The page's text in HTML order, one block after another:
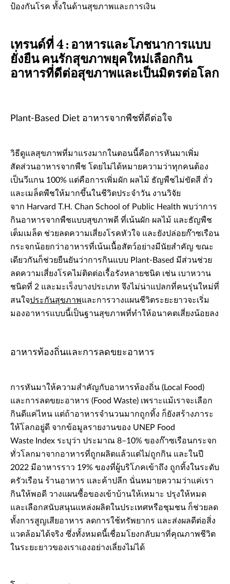
ป้องกันโรค ทั้งในด้านสุขภาพและการเงิน
เทรนด์ที่ 4 : อาหารและโภชนาการแบบ
ยั่งยืน คนรักสุขภาพยุคใหม่เลือกกิน
อาหารที่ดีต่อสุขภาพและเป็นมิตรต่อโลก
Plant-Based Diet อาหารจากพืชที่ดีต่อใจ
วิธีดูแลสุขภาพที่มาแรงมากในตอนนี้คือการหันมาเพิ่ม
สัดส่วนอาหารจากพืช โดยไม่ได้หมายความว่าทุกคนต้อง
เป็นวีแกน 100% แต่คือการเพิ่มผัก ผลไม้ ธัญพืชไม่ขัดสี ถั่ว
และเมล็ดพืชให้มากขึ้นในชีวิตประจำวัน งานวิจัย
จาก Harvard T.H. Chan School of Public Health พบว่าการ
กินอาหารจากพืชแบบสุขภาพดี ที่เน้นผัก ผลไม้ และธัญพืช
เต็มเมล็ด ช่วยลดความเสี่ยงโรคหัวใจ และยังปล่อยก๊าซเรือน
กระจกน้อยกว่าอาหารที่เน้นเนื้อสัตว์อย่างมีนัยสำคัญ ขณะ
เดียวกันก็ช่วยยืนยันว่าการกินแบบ Plant-Based มีส่วนช่วย
ลดความเสี่ยงโรคไม่ติดต่อเรื้อรังหลายชนิด เช่น เบาหวาน
ชนิดที่ 2 และมะเร็งบางประเภท จึงไม่น่าแปลกที่คนรุ่นใหม่ที่
สนใจประกันสุขภาพและการวางแผนชีวิตระยะยาวจะเริ่ม
มองอาหารแบบนี้เป็นฐานสุขภาพที่ทำให้อนาคตเสี่ยงน้อยลง
อาหารท้องถิ่นและการลดขยะอาหาร
การหันมาให้ความสำคัญกับอาหารท้องถิ่น (Local Food)
และการลดขยะอาหาร (Food Waste) เพราะแม้เราจะเลือก
กินดีแค่ไหน แต่ถ้าอาหารจำนวนมากถูกทิ้ง ก็ยังสร้างภาระ
ให้โลกอยู่ดี จากข้อมูลรายงานของ UNEP Food
Waste Index ระบุว่า ประมาณ 8–10% ของก๊าซเรือนกระจก
ทั่วโลกมาจากอาหารที่ถูกผลิตแล้วแต่ไม่ถูกกิน และในปี
2022 มีอาหารราว 19% ของที่ผู้บริโภคเข้าถึง ถูกทิ้งในระดับ
ครัวเรือน ร้านอาหาร และค้าปลีก นั่นหมายความว่าแค่เรา
กินให้พอดี วางแผนซื้อของเข้าบ้านให้เหมาะ ปรุงให้หมด
และเลือกสนับสนุนแหล่งผลิตในประเทศหรือชุมชน ก็ช่วยลด
ทั้งการสูญเสียอาหาร ลดการใช้ทรัพยากร และส่งผลดีต่อสิ่ง
แวดล้อมได้จริง ซึ่งทั้งหมดนี้เชื่อมโยงกลับมาที่คุณภาพชีวิต
ในระยะยาวของเราเองอย่างเลี่ยงไม่ได้